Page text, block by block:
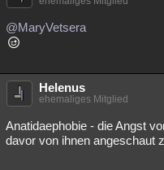
@MaryVetsera
Helenus
ehemaliges Mitglied
Anatidaephobie - die Angst
davor von ihnen angeschaut